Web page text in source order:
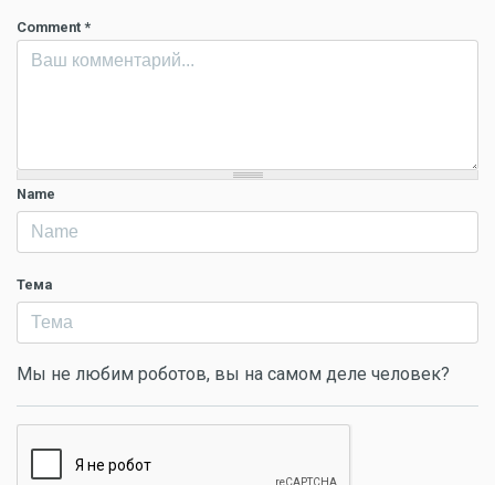
Comment *
Name
Тема
Мы не любим роботов, вы на самом деле человек?